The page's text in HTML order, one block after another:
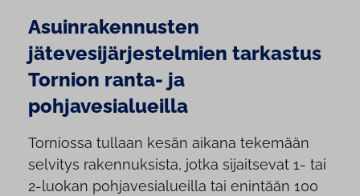
Asuinrakennusten
jätevesijärjestelmien tarkastus
Tornion ranta- ja
pohjavesialueilla
Torniossa tullaan kesän aikana tekemään
selvitys rakennuksista, jotka sijaitsevat 1- tai
2-luokan pohjavesialueilla tai enintään 100